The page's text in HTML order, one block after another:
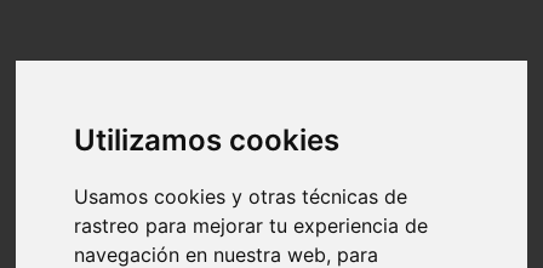
Utilizamos cookies
Usamos cookies y otras técnicas de
rastreo para mejorar tu experiencia de
navegación en nuestra web, para